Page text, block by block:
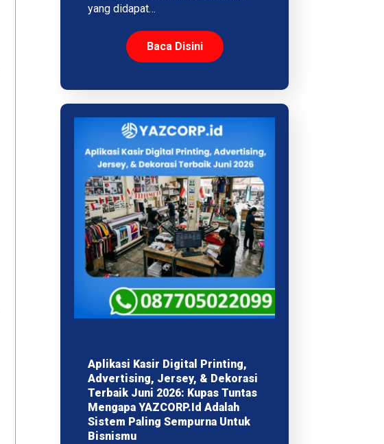
yang didapat…
Baca Disini
Aplikasi Kasir Digital Printing,
Advertising, Jersey, & Dekorasi
Terbaik Juni 2026: Kupas Tuntas
Mengapa YAZCORP.id Adalah
Sistem Paling Sempurna Untuk
Bisnismu